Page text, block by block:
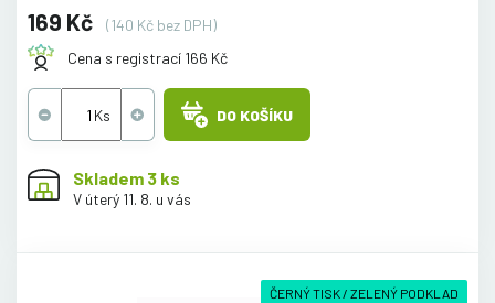
169 Kč
(140 Kč bez DPH)
Cena s registrací 166 Kč
DO KOŠÍKU
Skladem 3 ks
V úterý 11. 8. u vás
ČERNÝ TISK / ZELENÝ PODKLAD